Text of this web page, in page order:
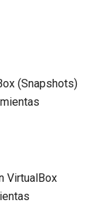
(Snapshots)
VirtualBox